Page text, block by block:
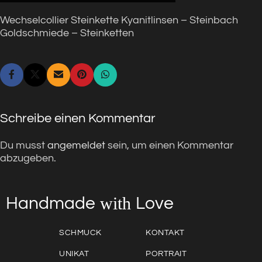
Wechselcollier Steinkette Kyanitlinsen – Steinbach
Goldschmiede – Steinketten
Schreibe einen Kommentar
Du musst angemeldet sein, um einen Kommentar
abzugeben.
Handmade with Love
SCHMUCK
UNIKAT
KONTAKT
PORTRAIT